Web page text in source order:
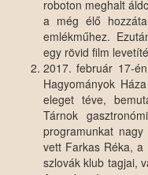
roboton meghalt
a még élő
emlékműhez.
egy rövid film
2017. február 17-
Hagyományok
eleget téve,
Tárnok
programunkat
vett Farkas Réka, a
szlovák klub tagjai,